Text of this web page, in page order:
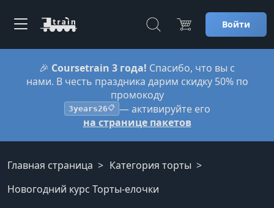
Войти
🎉 Coursetrain 3 года! Спасибо, что вы с
нами. В честь праздника дарим скидку 50% по
промокоду
3years26📋 — активируйте его
на странице пакетов
Главная страница
Категория торты
Новогодний курс Торты-елочки